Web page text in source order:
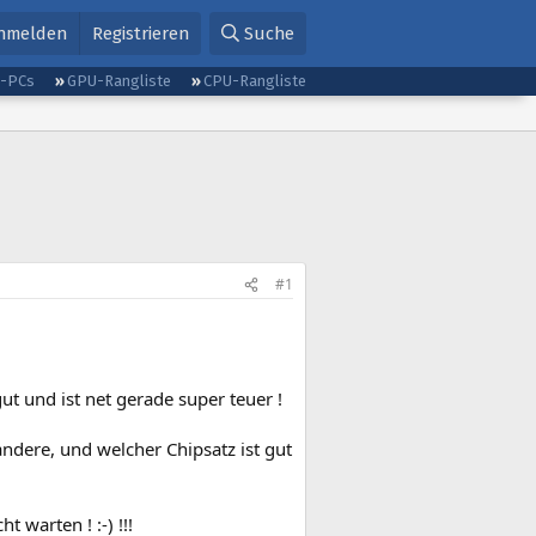
Registrieren Suche
PCs GPU-Rangliste CPU-Rangliste
#1
und ist net gerade super teuer !
und welcher Chipsatz ist gut
warten ! :-) !!!